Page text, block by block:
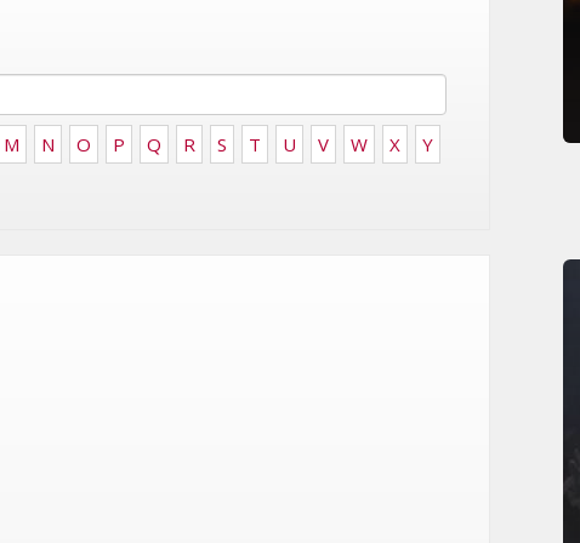
M N O P Q R S T U V W X
Y